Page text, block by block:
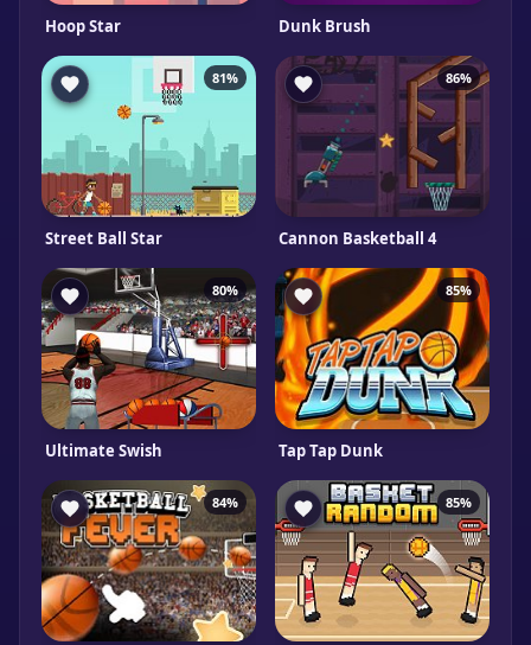
Hoop Star Dunk Brush
81%
Street Ball Star
86%
Cannon Basketball 4
80%
Ultimate Swish
85%
Tap Tap Dunk
84% 85%